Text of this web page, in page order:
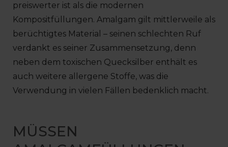
preiswerter ist als die modernen
Kompositfüllungen. Amalgam gilt mittlerweile als
berüchtigtes Material – seinen schlechten Ruf
verdankt es seiner Zusammensetzung, denn
neben dem toxischen Quecksilber enthält es
auch weitere allergene Stoffe, was die
Verwendung in vielen Fällen bedenklich macht.
MÜSSEN